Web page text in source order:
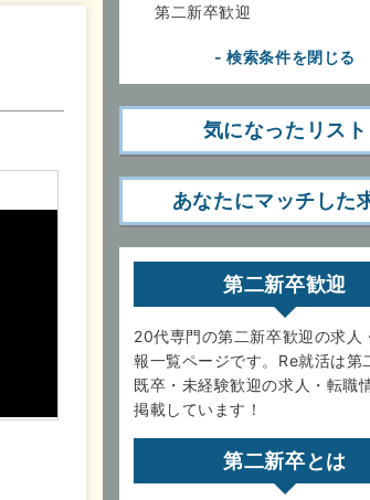
第二新卒歓迎
- 検索条件を閉じる
気になったリスト
あなたにマッチした
第二新卒歓迎
20代専門の第二新卒歓迎の求人
報一覧ページです。Re就活は第
既卒・未経験歓迎の求人・転職
掲載しています！
第二新卒とは